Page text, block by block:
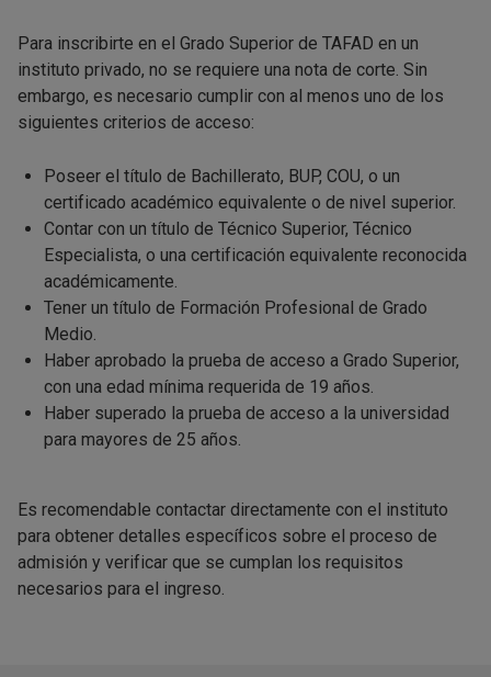
Para inscribirte en el Grado Superior de TAFAD en un
instituto privado, no se requiere una nota de corte. Sin
embargo, es necesario cumplir con al menos uno de los
siguientes criterios de acceso:
Poseer el título de Bachillerato, BUP, COU, o un
certificado académico equivalente o de nivel superior.
Contar con un título de Técnico Superior, Técnico
Especialista, o una certificación equivalente reconocida
académicamente.
Tener un título de Formación Profesional de Grado
Medio.
Haber aprobado la prueba de acceso a Grado Superior,
con una edad mínima requerida de 19 años.
Haber superado la prueba de acceso a la universidad
para mayores de 25 años.
Es recomendable contactar directamente con el instituto
para obtener detalles específicos sobre el proceso de
admisión y verificar que se cumplan los requisitos
necesarios para el ingreso.